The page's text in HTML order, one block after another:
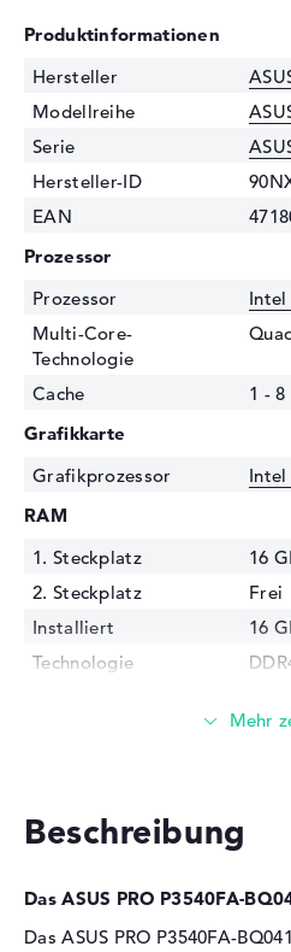
Produktinformationen
Hersteller
Modellreihe
Serie
Hersteller-ID
EAN
Prozessor
Prozessor
Intel
Multi-Core-
Technologie
Cache
1 - 8
Grafikkarte
Grafikprozessor
Intel
RAM
1. Steckplatz
16
2. Steckplatz
Frei
Installiert
16
Technologie
Optische Speicher
Laufwerks-Typ
Display
Beschreibung
Das ASUS PRO P3540FA-
Das ASUS PRO P3540FA-